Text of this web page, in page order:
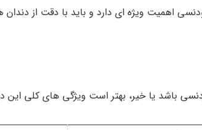
اهمیت ویژه ای دارد و باید با دقت از
باشد یا خیر، بهتر است ویژگی های کلی این